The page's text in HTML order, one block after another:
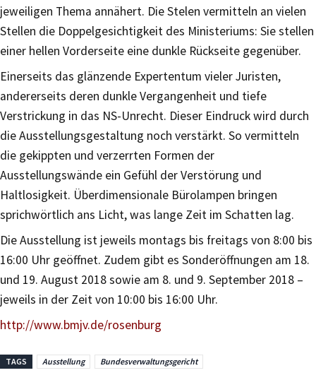
jeweiligen Thema annähert. Die Stelen vermitteln an vielen
Stellen die Doppelgesichtigkeit des Ministeriums: Sie stellen
einer hellen Vorderseite eine dunkle Rückseite gegenüber.
Einerseits das glänzende Expertentum vieler Juristen,
andererseits deren dunkle Vergangenheit und tiefe
Verstrickung in das NS-Unrecht. Dieser Eindruck wird durch
die Ausstellungsgestaltung noch verstärkt. So vermitteln
die gekippten und verzerrten Formen der
Ausstellungswände ein Gefühl der Verstörung und
Haltlosigkeit. Überdimensionale Bürolampen bringen
sprichwörtlich ans Licht, was lange Zeit im Schatten lag.
Die Ausstellung ist jeweils montags bis freitags von 8:00 bis
16:00 Uhr geöffnet. Zudem gibt es Sonderöffnungen am 18.
und 19. August 2018 sowie am 8. und 9. September 2018 –
jeweils in der Zeit von 10:00 bis 16:00 Uhr.
http://www.bmjv.de/rosenburg
TAGS Ausstellung Bundesverwaltungsgericht